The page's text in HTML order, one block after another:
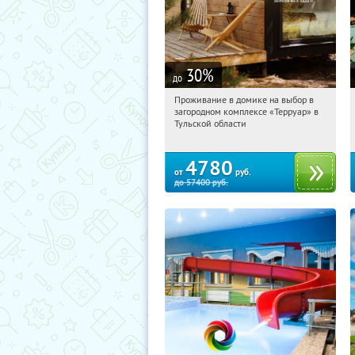
до 30%
02:28:15 Купили:
Тульская обл., Ясногорский р-н, с.
Проживание в домике на выбор в
загородном комплексе «Терруар» в
Тульской области
от 4780 руб.
до57400руб.